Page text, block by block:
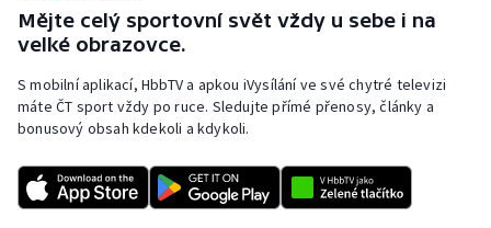
Rychlostní kanoistika
Short track
Stolní tenis
Mějte celý sportovní svět vždy u sebe i na
velké obrazovce.
S mobilní aplikací, HbbTV a apkou iVysílání ve své chytré televizi
máte ČT sport vždy po ruce. Sledujte přímé přenosy, články a
bonusový obsah kdekoli a kdykoli.